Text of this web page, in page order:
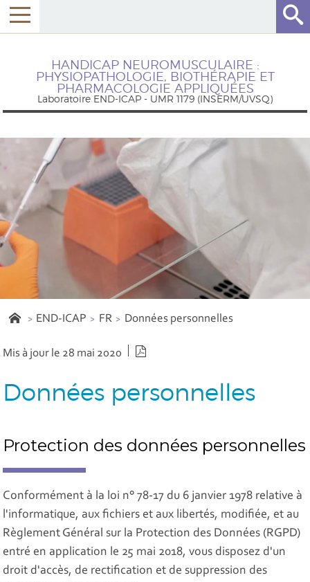
HANDICAP NEUROMUSCULAIRE :
PHYSIOPATHOLOGIE, BIOTHÉRAPIE ET
PHARMACOLOGIE APPLIQUÉES
Laboratoire END-ICAP - UMR 1179 (INSERM/UVSQ)
END-ICAP FR Données personnelles
Mis à jour le 28 mai 2020
Données personnelles
Protection des données personnelles
Conformément à la loi n° 78-17 du 6 janvier 1978 relative à
l'informatique, aux fichiers et aux libertés, modifiée, et au
Règlement Général sur la Protection des Données (RGPD)
entré en application le 25 mai 2018, vous disposez d'un
droit d'accès, de rectification et de suppression des